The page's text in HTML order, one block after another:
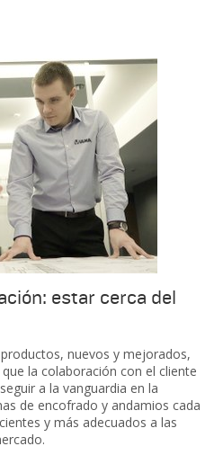
estar cerca del
nuevos y mejorados,
la colaboración con el cliente
a la vanguardia en la
de encofrado y andamios cada
y más adecuados a las